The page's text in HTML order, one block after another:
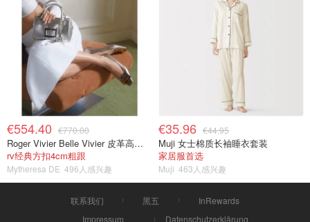
€554.40 €770.00
Roger Vivier Belle Vivier 皮革高跟鞋
rv经典方扣4cm粗跟
Mytheresa DE 496人感兴趣
€35.96 €44.95
Muji 女士棉质长袖睡衣套装
家居服首选
Muji 463人感兴趣
联系我们 黑五
InRewards
Impressum
Datenschutzerklärung